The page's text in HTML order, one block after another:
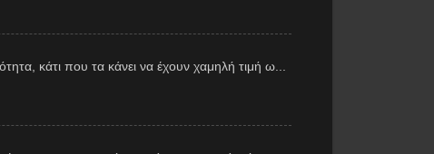
κάτι που τα κάνει να έχουν χαμηλή τιμή ω...